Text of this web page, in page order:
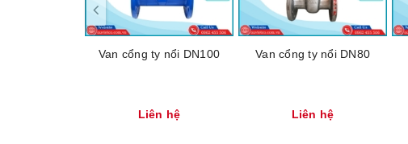
Van cổng ty nổi DN100
Liên hệ
Van cổng ty nổi DN80
Liên hệ